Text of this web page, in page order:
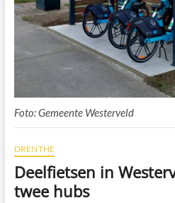
Foto: Gemeente Westerveld
DRENTHE
Deelfietsen in
twee hubs